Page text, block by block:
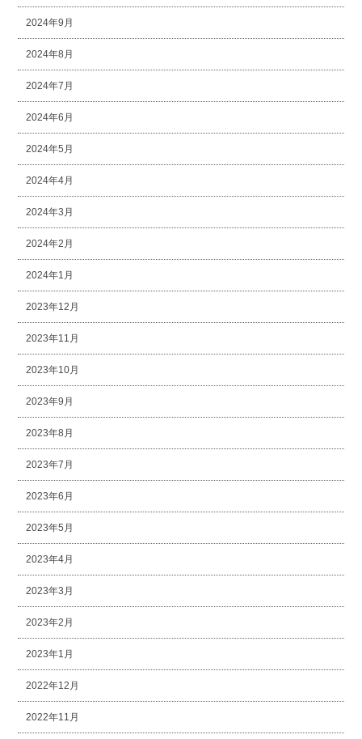
2024年9月
2024年8月
2024年7月
2024年6月
2024年5月
2024年4月
2024年3月
2024年2月
2024年1月
2023年12月
2023年11月
2023年10月
2023年9月
2023年8月
2023年7月
2023年6月
2023年5月
2023年4月
2023年3月
2023年2月
2023年1月
2022年12月
2022年11月